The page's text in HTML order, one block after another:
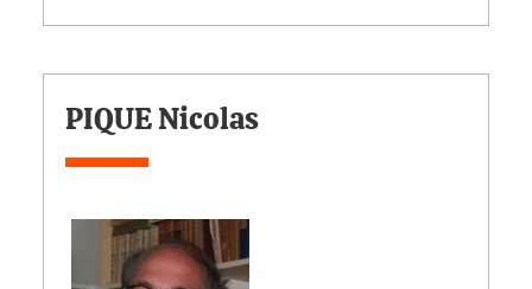
PIQUE Nicolas